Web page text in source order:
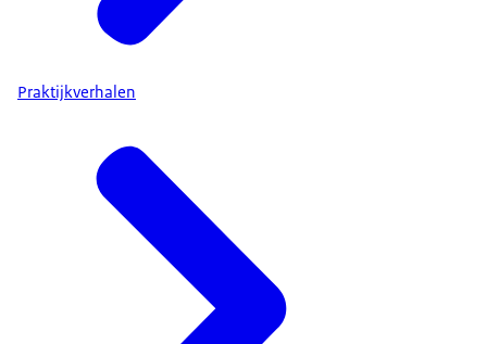
Praktijkverhalen